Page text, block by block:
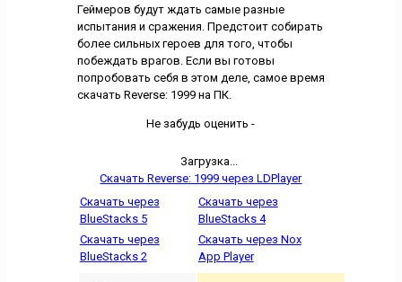
Геймеров будут ждать самые разные
испытания и сражения. Предстоит собирать
более сильных героев для того, чтобы
побеждать врагов. Если вы готовы
попробовать себя в этом деле, самое время
скачать Reverse: 1999 на ПК.
Не забудь оценить -
Загрузка...
Скачать Reverse: 1999 через LDPlayer
Скачать через
BlueStacks 5
Скачать через
BlueStacks 4
Скачать через
BlueStacks 2
Скачать через Nox
App Player